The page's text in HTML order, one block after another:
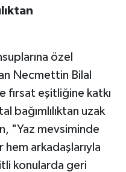
özel
Necmettin Bilal
fırsat eşitliğine katkı
bağımlılıktan uzak
"Yaz mevsiminde
hem arkadaşlarıyla
konularda geri